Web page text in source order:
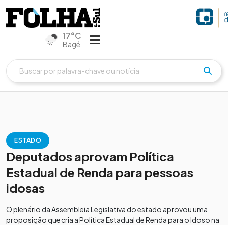
17°C
Bagé
ESTADO
Deputados aprovam Política
Estadual de Renda para pessoas
idosas
O plenário da Assembleia Legislativa do estado aprovou uma
proposição que cria a Política Estadual de Renda para o Idoso na